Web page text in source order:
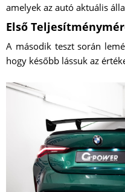
amelyek az autó aktuális
Első
A második teszt során
hogy később lássuk az